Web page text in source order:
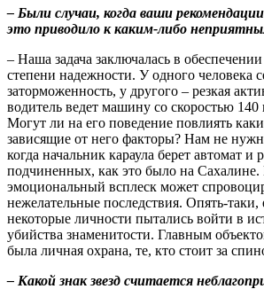
– Были случаи, когда ваши
это приводило к каким-либо
– Наша задача заключалась в
степени надежности. У одного человека
заторможенность, у другого – резкая
водитель ведет машину со скоростью 140
Могут ли на его поведение повлиять
зависящие от него факторы? Нам не
когда начальник караула берет автомат и
подчиненных, как это было на
эмоциональный всплеск может
нежелательные последствия. Опять-таки,
некоторые личности пытались войти в
убийства знаменитости. Главным
была личная охрана, те, кто стоит за
– Какой знак звезд считается